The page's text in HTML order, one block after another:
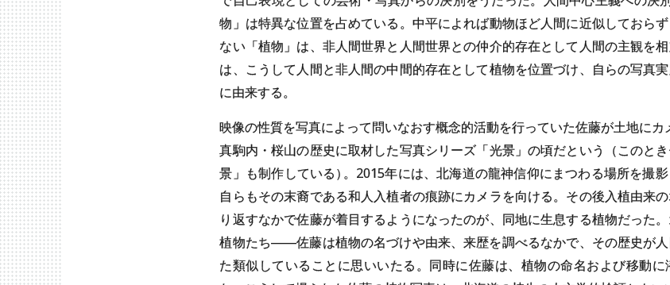
物」は特異な位置を占めている。中平によれば動物ほど人間に近似しておら
ない「植物」は、非人間世界と人間世界との仲介的存在として人間の主観を
は、こうして人間と非人間の中間的存在として植物を位置づけ、自らの写真
に由来する。
映像の性質を写真によって問いなおす概念的活動を行っていた佐藤が土地にカ
真駒内・桜山の歴史に取材した写真シリーズ「光景」の頃だという（このと
景」も制作している） 。2015年には、北海道の龍神信仰にまつわる場所を撮影
自らもその末裔である和人入植者の痕跡にカメラを向ける。その後入植由来
り返すなかで佐藤が着目するようになったのが、同地に生息する植物だった
植物たち――佐藤は植物の名づけや由来、来歴を調べるなかで、その歴史が
た類似していることに思いいたる。同時に佐藤は、植物の命名および移動